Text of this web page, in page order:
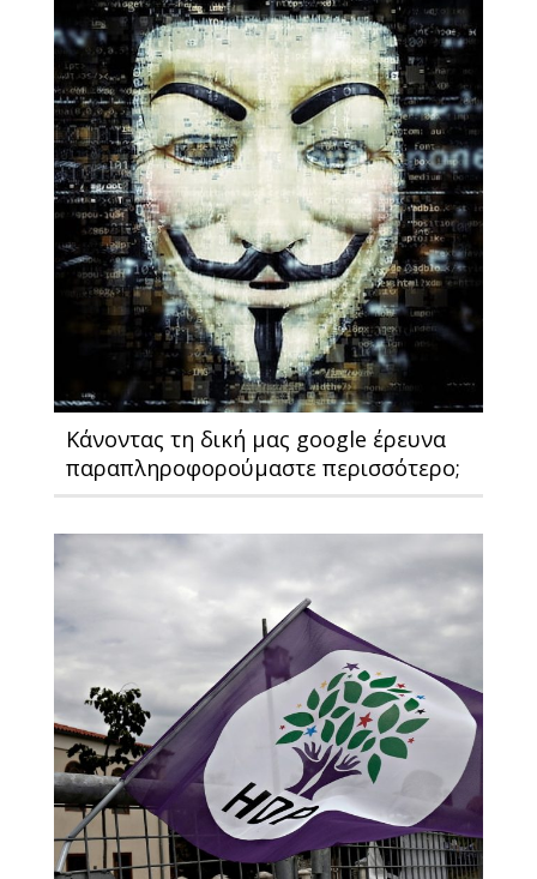
Κάνοντας τη δική μας google έρευνα
παραπληροφορούμαστε περισσότερο;